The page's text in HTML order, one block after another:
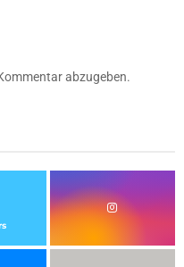
abzugeben.